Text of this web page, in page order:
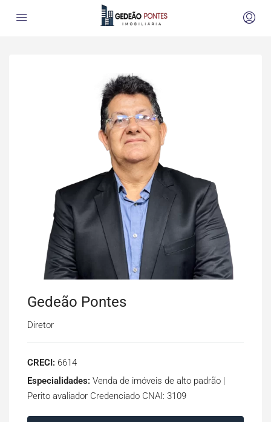
Gedeão Pontes
Diretor
CRECI: 6614
Especialidades: Venda de imóveis de alto padrão |
Perito avaliador Credenciado CNAI: 3109